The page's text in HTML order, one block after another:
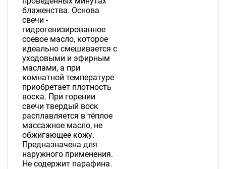
блаженства. Основа
свечи -
гидрогенизированное
соевое масло, которое
идеально смешивается с
уходовыми и эфирным
маслами, а при
комнатной температуре
приобретает плотность
воска. При горении
свечи твердый воск
расплавляется в тёплое
массажное масло, не
обжигающее кожу.
Предназначена для
наружного применения.
Не содержит парафина.